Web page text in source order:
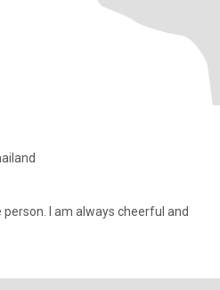
person. I am always cheerful and